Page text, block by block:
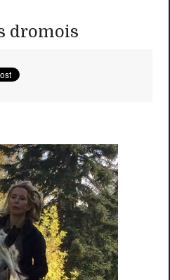
dromois